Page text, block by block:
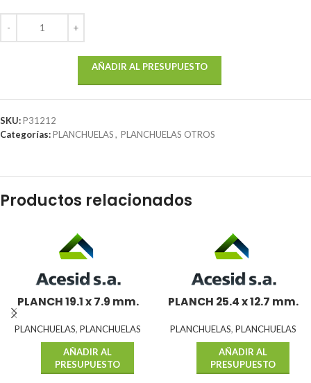
AÑADIR AL PRESUPUESTO
SKU:P31212
Categorías:PLANCHUELAS, PLANCHUELAS OTROS
Productos relacionados
PLANCH 19.1 x 7.9 mm.
PLANCHUELAS, PLANCHUELAS
AÑADIR AL
PRESUPUESTO
PLANCH 25.4 x 12.7 mm.
PLANCHUELAS, PLANCHUELAS
AÑADIR AL
PRESUPUESTO